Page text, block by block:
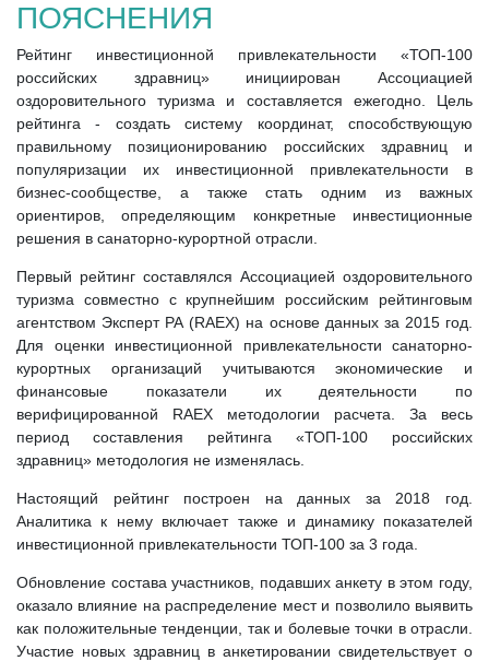
ПОЯСНЕНИЯ
Рейтинг инвестиционной привлекательности «ТОП-100
российских здравниц» инициирован Ассоциацией
оздоровительного туризма и составляется ежегодно. Цель
рейтинга - создать систему координат, способствующую
правильному позиционированию российских здравниц и
популяризации их инвестиционной привлекательности в
бизнес-сообществе, а также стать одним из важных
ориентиров, определяющим конкретные инвестиционные
решения в санаторно-курортной отрасли.
Первый рейтинг составлялся Ассоциацией оздоровительного
туризма совместно с крупнейшим российским рейтинговым
агентством Эксперт РА (RAEX) на основе данных за 2015 год.
Для оценки инвестиционной привлекательности санаторно-
курортных организаций учитываются экономические и
финансовые показатели их деятельности по
верифицированной RAEX методологии расчета. За весь
период составления рейтинга «ТОП-100 российских
здравниц» методология не изменялась.
Настоящий рейтинг построен на данных за 2018 год.
Аналитика к нему включает также и динамику показателей
инвестиционной привлекательности ТОП-100 за 3 года.
Обновление состава участников, подавших анкету в этом году,
оказало влияние на распределение мест и позволило выявить
как положительные тенденции, так и болевые точки в отрасли.
Участие новых здравниц в анкетировании свидетельствует о